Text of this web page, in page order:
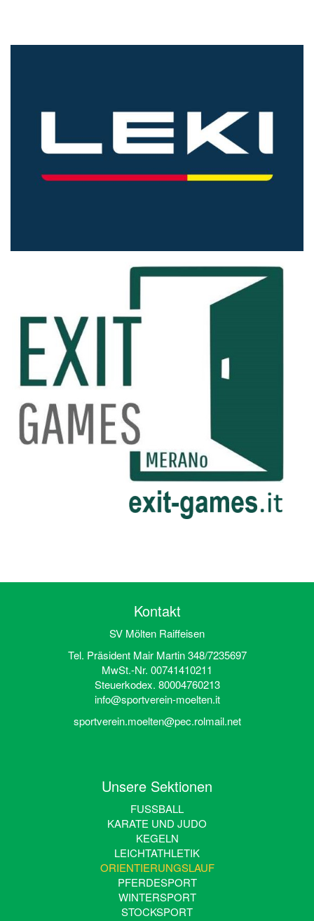
Kontakt
SV Mölten Raiffeisen
Tel. Präsident Mair Martin 348/7235697
MwSt.-Nr. 00741410211
Steuerkodex. 80004760213
info@sportverein-moelten.it
sportverein.moelten@pec.rolmail.net
Unsere Sektionen
FUSSBALL
KARATE UND JUDO
KEGELN
LEICHTATHLETIK
ORIENTIERUNGSLAUF
PFERDESPORT
WINTERSPORT
STOCKSPORT